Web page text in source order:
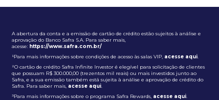
A abertura da conta e a emissão de cartão de crédito estão sujeitos à análise e
aprovação do Banco Safra S.A. Para saber mais,
acesse: https://www.safra.com.br/
¹Para mais informações sobre condições de acesso às salas VIP, acesse aqui.
²O cartão de crédito Safra Infinite Investor é elegível para solicitação de clientes
que possuam R$ 300.000,00 (trezentos mil reais) ou mais investidos junto ao
Safra, e a sua emissão também está sujeita à análise e aprovação de crédito do
Safra. Para saber mais, acesse aqui.
³Para mais informações sobre o programa Safra Rewards, acesse aqui.